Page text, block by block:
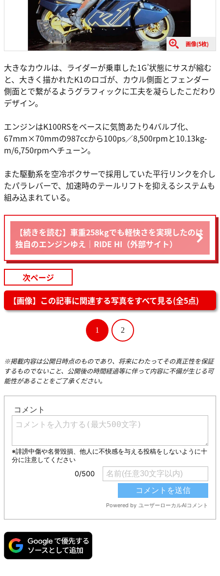
画像(5枚)
大きなカウルは、ライダーが乗車した1G’状態にサスが縮む
と、大きく描かれたK1のロゴが、カウル側面とフェンダー
側面とで繋がるようグラフィックに工夫を凝らしたこだわり
デザイン。
エンジンはK100RSをベースに気筒あたり4バルブ化、
67mm×70mmの987ccから100ps／8,500rpmと10.13kg-
m/6,750rpmへチューン。
また駆動系を空冷ボクサーで採用していた平行リンクを介し
たパラレバーで、加速時のテールリフトを抑えるシステムも
組み込まれている。
【続きを読む】車重258kgでも軽快さを実現したのは
独自のエンジンゆえ｜RIDE HI（外部サイト）
次ページ
【画像】この記事に関連する写真をすべて見る(全5点)
1 2
※掲載内容は公開日時点のものであり、将来にわたってその真正性を保証
するものでないこと、公開後の時間経過等に伴って内容に不備が生じる可
能性があることをご了承ください。